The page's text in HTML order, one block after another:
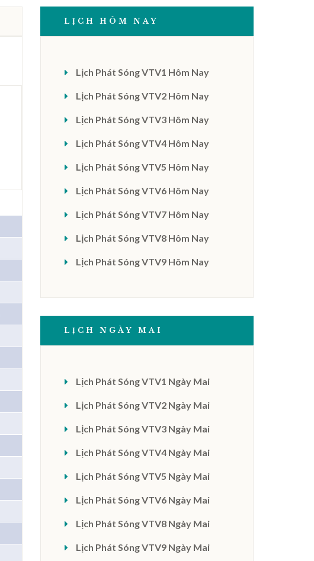
LỊCH HÔM NAY
Lịch Phát Sóng VTV1 Hôm Nay
Lịch Phát Sóng VTV2 Hôm Nay
Lịch Phát Sóng VTV3 Hôm Nay
Lịch Phát Sóng VTV4 Hôm Nay
Lịch Phát Sóng VTV5 Hôm Nay
Lịch Phát Sóng VTV6 Hôm Nay
Lịch Phát Sóng VTV7 Hôm Nay
Lịch Phát Sóng VTV8 Hôm Nay
Lịch Phát Sóng VTV9 Hôm Nay
LỊCH NGÀY MAI
Lịch Phát Sóng VTV1 Ngày Mai
Lịch Phát Sóng VTV2 Ngày Mai
Lịch Phát Sóng VTV3 Ngày Mai
Lịch Phát Sóng VTV4 Ngày Mai
Lịch Phát Sóng VTV5 Ngày Mai
Lịch Phát Sóng VTV6 Ngày Mai
Lịch Phát Sóng VTV8 Ngày Mai
Lịch Phát Sóng VTV9 Ngày Mai